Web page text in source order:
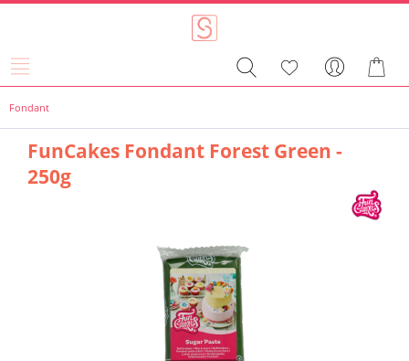
Fondant
FunCakes Fondant Forest Green -
250g